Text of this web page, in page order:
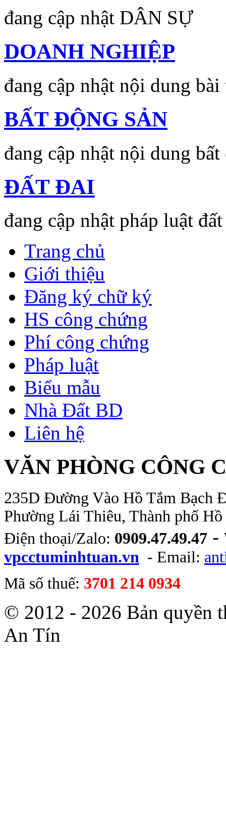
đang cập nhật DÂN SỰ
DOANH NGHIỆP
đang cập nhật nội dung
BẤT ĐỘNG SẢN
đang cập nhật nội dung bất
ĐẤT ĐAI
đang cập nhật pháp luật
Trang chủ
Giới thiệu
Đăng ký chữ ký
HS công chứng
Phí công chứng
Pháp luật
Biểu mẫu
Nhà Đất BD
Liên hệ
VĂN PHÒNG CÔNG
235D Đường Vào Hồ Tắm Bạch
Phường Lái Thiêu, Thành phố
Điện thoại/Zalo: 0909.47.49.47 -
vpcctuminhtuan.vn - Email:
Mã số thuế: 3701 214 0934
© 2012 - 2026 Bản quyền
An Tín